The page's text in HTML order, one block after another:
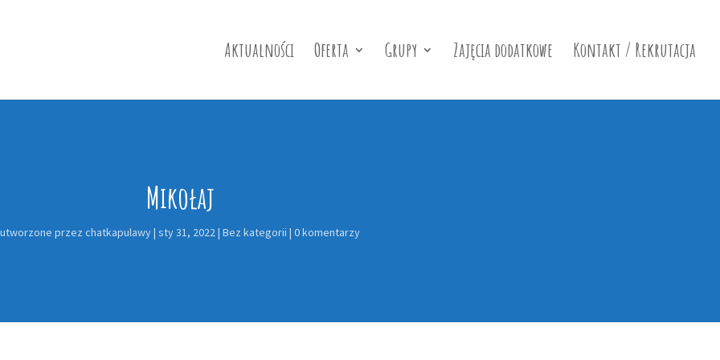
Aktualności Oferta Grupy Zajęcia dodatkowe Kontakt / Rekrutacja
Mikołaj
utworzone przez chatkapulawy| sty 31, 2022| Bez kategorii | 0 komentarzy